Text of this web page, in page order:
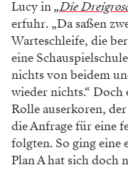
Lucy in„Die
erfuhr. „Da saßen
Warteschleife, die
eine
nichts von beidem
wieder nichts.“ Doch
Rolle auserkoren,
die Anfrage für eine
folgten. So ging eine
Plan A hat sich doch